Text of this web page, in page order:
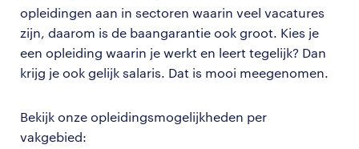
opleidingen aan in sectoren waarin veel vacatures
zijn, daarom is de baangarantie ook groot. Kies je
een opleiding waarin je werkt en leert tegelijk? Dan
krijg je ook gelijk salaris. Dat is mooi meegenomen.
Bekijk onze opleidingsmogelijkheden per
vakgebied: